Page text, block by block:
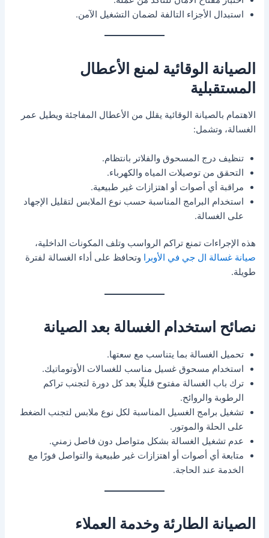
استبدال الأجزاء التالفة لضمان التشغيل الآمن.
الصيانة الوقائية لمنع الأعطال
المستقبلية
الاهتمام بالصيانة الوقائية يقلل من الأعطال المفاجئة ويطيل عمر
الغسالة، وتشمل:
تنظيف درج المسحوق والفلاتر بانتظام.
التحقق من توصيلات المياه والكهرباء.
مراقبة أي أصوات أو اهتزازات غير طبيعية.
استخدام البرامج المناسبة حسب نوع الملابس لتقليل الإجهاد
على الغسالة.
هذه الإجراءات تمنع تراكم الرواسب وتلف المكونات الداخلية،
صيانة غسالة ال جي في الأوبرا
وتحافظ على أداء الغسالة لفترة
طويلة.
نصائح استخدام الغسالة بعد الصيانة
تحميل الغسالة بما يتناسب مع سعتها.
استخدام مسحوق غسيل مناسب للغسالات الأوتوماتيك.
ترك باب الغسالة مفتوح قليلًا بعد كل دورة لتجنب تراكم
الرطوبة والروائح.
تشغيل برامج الغسيل المناسبة لكل نوع ملابس لتجنب الضغط
على الحلة والموتور.
عدم تشغيل الغسالة بشكل متواصل دون فاصل زمني.
متابعة أي أصوات أو اهتزازات غير طبيعية والتواصل فورًا مع
الخدمة عند الحاجة.
الصيانة الطارئة وخدمة العملاء